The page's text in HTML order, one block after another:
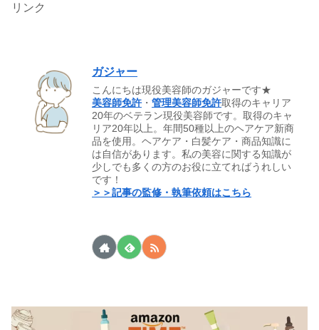
リンク
ガジャー
こんにちは現役美容師のガジャーです★
美容師免許 ・管理美容師免許取得のキャリア
20年のベテラン現役美容師です。取得のキャ
リア20年以上。年間50種以上のヘアケア新商
品を使用。ヘアケア・白髪ケア・商品知識に
は自信があります。私の美容に関する知識が
少しでも多くの方のお役に立てればうれしい
です！
＞＞記事の監修・執筆依頼はこちら